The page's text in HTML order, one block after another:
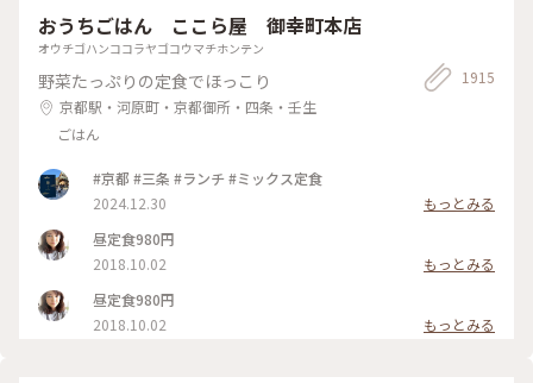
おうちごはん ここら屋 御幸町本店
オウチゴハンココラヤゴコウマチホンテン
野菜たっぷりの定食でほっこり
京都駅・河原町・京都御所・四条・壬生
ごはん
1915
#京都 #三条 #ランチ #ミックス定食
2024.12.30
もっとみる
昼定食980円
2018.10.02
もっとみる
昼定食980円
2018.10.02
もっとみる